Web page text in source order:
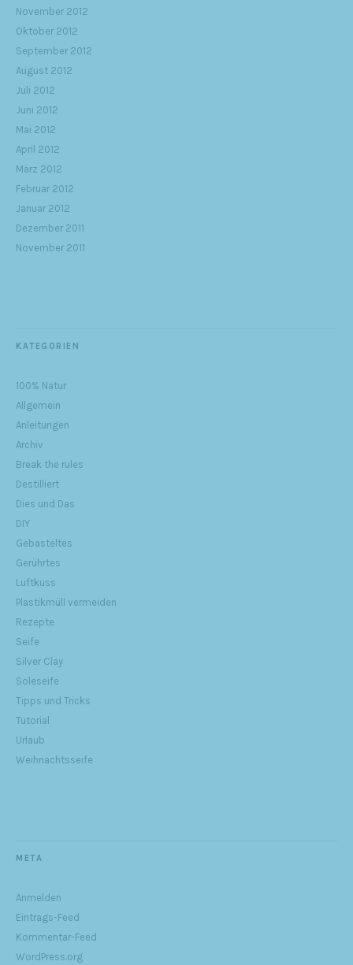
November 2012
Oktober 2012
September 2012
August 2012
Juli 2012
Juni 2012
Mai 2012
April 2012
März 2012
Februar 2012
Januar 2012
Dezember 2011
November 2011
KATEGORIEN
100% Natur
Allgemein
Anleitungen
Archiv
Break the rules
Destilliert
Dies und Das
DIY
Gebasteltes
Gerührtes
Luftkuss
Plastikmüll vermeiden
Rezepte
Seife
Silver Clay
Soleseife
Tipps und Tricks
Tutorial
Urlaub
Weihnachtsseife
META
Anmelden
Eintrags-Feed
Kommentar-Feed
WordPress.org